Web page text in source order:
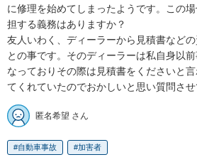
に修理を始めてしまったようです。この
担する義務はありますか？
友人いわく、ディーラーから見積書など
との事です。そのディーラーは私自身以
なっておりその際は見積書をくださいと
てくれていたのでおかしいと思い質問させ
匿名希望 さん
自動車事故 加害者